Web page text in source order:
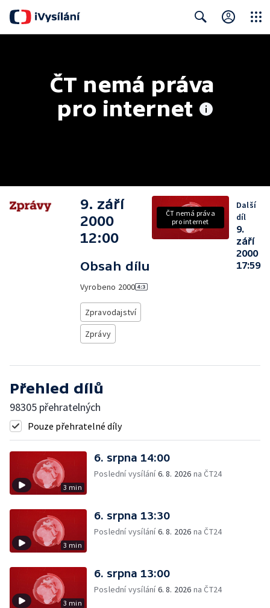
ČT nemá práva
pro internet
9. září
2000
12:00
Obsah dílu
Vyrobeno 2000
Zpravodajství
Zprávy
ČT nemá práva
pro internet
Další
díl
9.
září
2000
17:59
Přehled dílů
98305 přehratelných
Pouze přehratelné díly
3 min
6. srpna 14:00
Poslední vysílání6. 8. 2026 na ČT24
3 min
6. srpna 13:30
Poslední vysílání6. 8. 2026 na ČT24
3 min
6. srpna 13:00
Poslední vysílání6. 8. 2026 na ČT24